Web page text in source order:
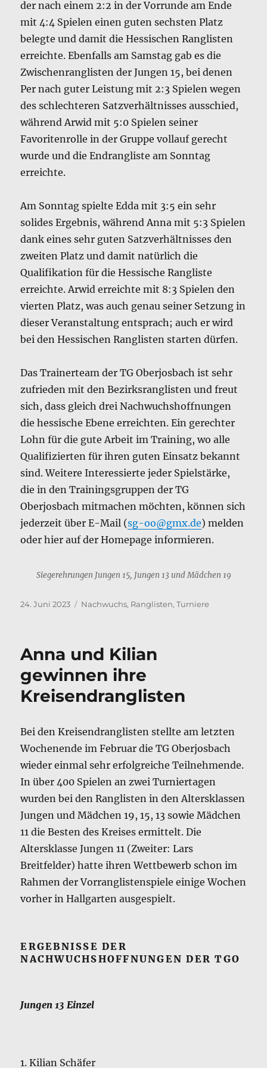
der nach einem 2:2 in der Vorrunde am Ende
mit 4:4 Spielen einen guten sechsten Platz
belegte und damit die Hessischen Ranglisten
erreichte. Ebenfalls am Samstag gab es die
Zwischenranglisten der Jungen 15, bei denen
Per nach guter Leistung mit 2:3 Spielen wegen
des schlechteren Satzverhältnisses ausschied,
während Arwid mit 5:0 Spielen seiner
Favoritenrolle in der Gruppe vollauf gerecht
wurde und die Endrangliste am Sonntag
erreichte.
Am Sonntag spielte Edda mit 3:5 ein sehr
solides Ergebnis, während Anna mit 5:3 Spielen
dank eines sehr guten Satzverhältnisses den
zweiten Platz und damit natürlich die
Qualifikation für die Hessische Rangliste
erreichte. Arwid erreichte mit 8:3 Spielen den
vierten Platz, was auch genau seiner Setzung in
dieser Veranstaltung entsprach; auch er wird
bei den Hessischen Ranglisten starten dürfen.
Das Trainerteam der TG Oberjosbach ist sehr
zufrieden mit den Bezirksranglisten und freut
sich, dass gleich drei Nachwuchshoffnungen
die hessische Ebene erreichten. Ein gerechter
Lohn für die gute Arbeit im Training, wo alle
Qualifizierten für ihren guten Einsatz bekannt
sind. Weitere Interessierte jeder Spielstärke,
die in den Trainingsgruppen der TG
Oberjosbach mitmachen möchten, können sich
jederzeit über E-Mail (sg-oo@gmx.de) melden
oder hier auf der Homepage informieren.
Siegerehrungen Jungen 15, Jungen 13 und Mädchen 19
Veröffentlicht
24. Juni 2023 Kategorien
Nachwuchs, Ranglisten,Turniere
Anna und Kilian
gewinnen ihre
Kreisendranglisten
Bei den Kreisendranglisten stellte am letzten
Wochenende im Februar die TG Oberjosbach
wieder einmal sehr erfolgreiche Teilnehmende.
In über 400 Spielen an zwei Turniertagen
wurden bei den Ranglisten in den Altersklassen
Jungen und Mädchen 19, 15, 13 sowie Mädchen
11 die Besten des Kreises ermittelt. Die
Altersklasse Jungen 11 (Zweiter: Lars
Breitfelder) hatte ihren Wettbewerb schon im
Rahmen der Vorranglistenspiele einige Wochen
vorher in Hallgarten ausgespielt.
ERGEBNISSE DER
NACHWUCHSHOFFNUNGEN DER TGO
Jungen 13 Einzel
1. Kilian Schäfer